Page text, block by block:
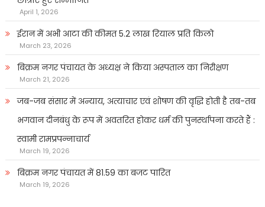
April 1, 2026
ईरान में अभी आटा की कीमत 5.2 लाख रियाल प्रति किलो
March 23, 2026
बिक्रम नगर पंचायत के अध्यक्ष ने किया अस्पताल का निरीक्षण
March 21, 2026
जब-जब संसार में अन्याय, अत्याचार एवं शोषण की वृद्धि होती है तब-तब
भगवान दीनबंधु के रूप में अवतरित होकर धर्म की पुनर्स्थापना करते हैं :
स्वामी रामप्रपन्नाचार्य
March 19, 2026
बिक्रम नगर पंचायत में 81.59 का बजट पारित
March 19, 2026